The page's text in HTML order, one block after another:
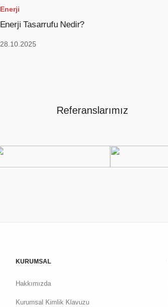
Enerji
28.10.2025
Enerji Tasarrufu Nedir?
Referanslarımız
KURUMSAL
Hakkımızda
Kurumsal Kimlik Klavuzu